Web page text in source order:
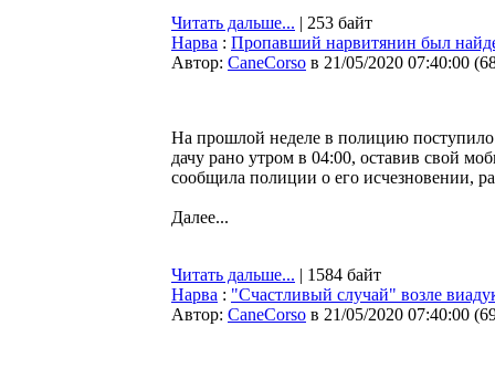
Читать дальше... | 253 байт
Нарва : Пропавший нарвитянин был
Автор: CaneCorso в 21/05/2020 07:40:00 (
На прошлой неделе в полицию
дачу рано утром в 04:00, оставив свой
сообщила полиции о его исчезновении,
Далее...
Читать дальше... | 1584 байт
Нарва : "Счастливый случай" возле
Автор: CaneCorso в 21/05/2020 07:40:00 (